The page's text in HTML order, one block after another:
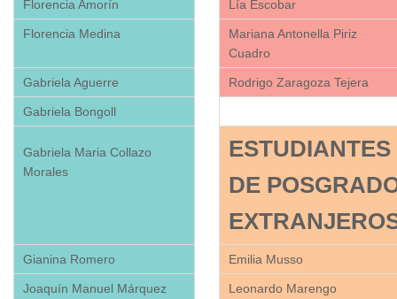
Florencia Amorín Lía Escobar
Florencia Medina
Mariana Antonella Piriz
Cuadro
Gabriela Aguerre Rodrigo Zaragoza Tejera
Gabriela Bongoll
Gabriela Maria Collazo
Morales
ESTUDIANTES
DE
Gianina Romero Emilia Musso
Joaquín Manuel Márquez
Leonardo Marengo